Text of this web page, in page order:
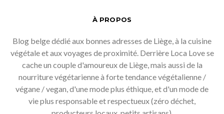
À PROPOS
Blog belge dédié aux bonnes adresses de Liège, à la cuisine
végétale et aux voyages de proximité. Derrière Loca Love se
cache un couple d'amoureux de Liège, mais aussi de la
nourriture végétarienne à forte tendance végétalienne /
végane / vegan, d'une mode plus éthique, et d'un mode de
vie plus responsable et respectueux (zéro déchet,